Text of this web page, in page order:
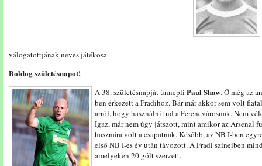
válogatottjának neves játékosa.
Boldog születésnapot!
A 38. születésnapját ünnepli Paul Shaw. Ő még az
ben érkezett a Fradihoz. Bár már akkor sem volt
arról, hogy használni tud a Ferencvárosnak. Nem
Igaz, már nem úgy játszott, mint amikor az Arsenal
hasznára volt a csapatnak. Később, az NB I-ben
első NB I-es év után távozott. A Fradi színeiben
amelyeken 20 gólt szerzett.